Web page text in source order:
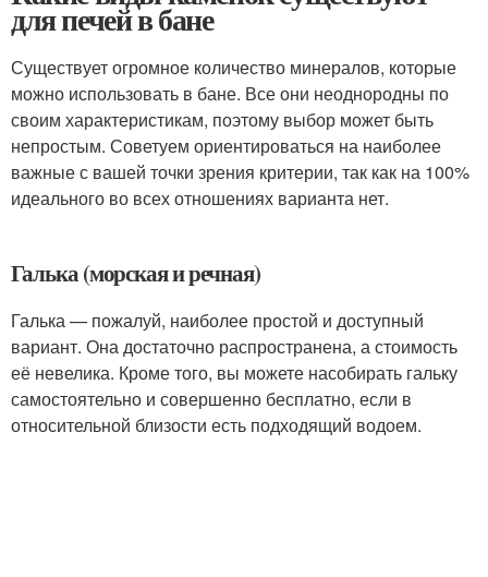
для печей в бане
Существует огромное количество минералов, которые
можно использовать в бане. Все они неоднородны по
своим характеристикам, поэтому выбор может быть
непростым. Советуем ориентироваться на наиболее
важные с вашей точки зрения критерии, так как на 100%
идеального во всех отношениях варианта нет.
Галька (морская и речная)
Галька — пожалуй, наиболее простой и доступный
вариант. Она достаточно распространена, а стоимость
её невелика. Кроме того, вы можете насобирать гальку
самостоятельно и совершенно бесплатно, если в
относительной близости есть подходящий водоем.